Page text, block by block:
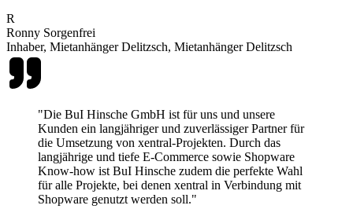
R
Ronny Sorgenfrei
Inhaber, Mietanhänger Delitzsch, Mietanhänger Delitzsch
"Die BuI Hinsche GmbH ist für uns und unsere
Kunden ein langjähriger und zuverlässiger Partner für
die Umsetzung von xentral-Projekten. Durch das
langjährige und tiefe E-Commerce sowie Shopware
Know-how ist BuI Hinsche zudem die perfekte Wahl
für alle Projekte, bei denen xentral in Verbindung mit
Shopware genutzt werden soll."